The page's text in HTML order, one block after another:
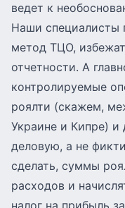
ведет к
Наши специалисты
метод ТЦО,
отчетности. А
контролируемые
роялти (скажем,
Украине и Кипре) и
деловую, а не
сделать, суммы
расходов и
налог на прибыль